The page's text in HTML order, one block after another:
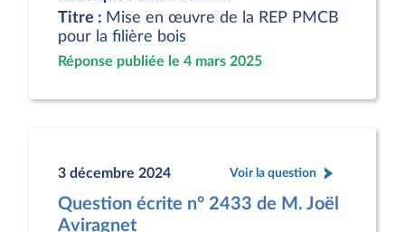
Titre : Mise en œuvre de la REP PMCB
pour la filière bois
Réponse publiée le 4 mars 2025
3 décembre 2024 Voir la question
Question écrite n° 2433 de M. Joël
Aviragnet